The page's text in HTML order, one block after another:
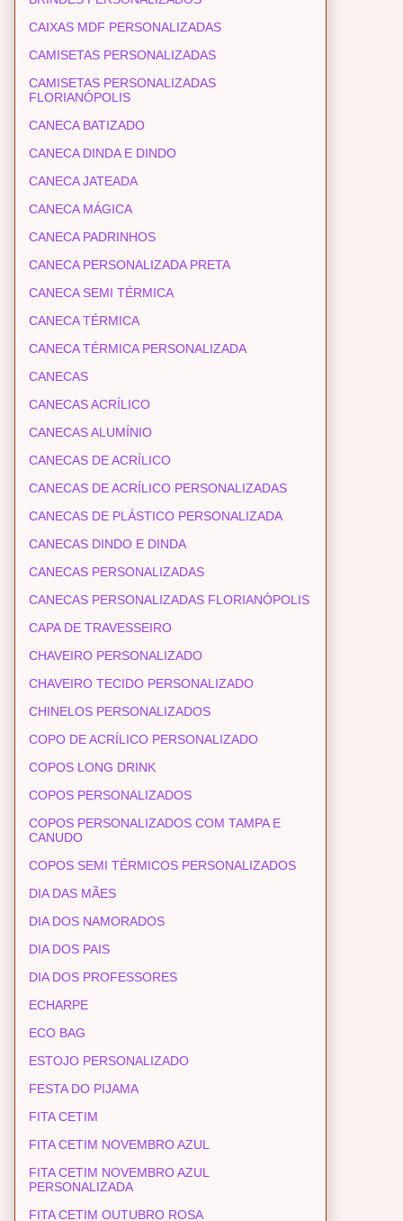
CAIXAS MDF PERSONALIZADAS
CAMISETAS PERSONALIZADAS
CAMISETAS PERSONALIZADAS
FLORIANÓPOLIS
CANECA BATIZADO
CANECA DINDA E DINDO
CANECA JATEADA
CANECA MÁGICA
CANECA PADRINHOS
CANECA PERSONALIZADA PRETA
CANECA SEMI TÉRMICA
CANECA TÉRMICA
CANECA TÉRMICA PERSONALIZADA
CANECAS
CANECAS ACRÍLICO
CANECAS ALUMÍNIO
CANECAS DE ACRÍLICO
CANECAS DE ACRÍLICO PERSONALIZADAS
CANECAS DE PLÁSTICO PERSONALIZADA
CANECAS DINDO E DINDA
CANECAS PERSONALIZADAS
CANECAS PERSONALIZADAS FLORIANÓPOLIS
CAPA DE TRAVESSEIRO
CHAVEIRO PERSONALIZADO
CHAVEIRO TECIDO PERSONALIZADO
CHINELOS PERSONALIZADOS
COPO DE ACRÍLICO PERSONALIZADO
COPOS LONG DRINK
COPOS PERSONALIZADOS
COPOS PERSONALIZADOS COM TAMPA E
CANUDO
COPOS SEMI TÉRMICOS PERSONALIZADOS
DIA DAS MÃES
DIA DOS NAMORADOS
DIA DOS PAIS
DIA DOS PROFESSORES
ECHARPE
ECO BAG
ESTOJO PERSONALIZADO
FESTA DO PIJAMA
FITA CETIM
FITA CETIM NOVEMBRO AZUL
FITA CETIM NOVEMBRO AZUL
PERSONALIZADA
FITA CETIM OUTUBRO ROSA